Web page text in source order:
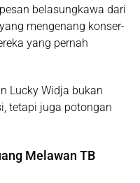
belasungkawa dari
mengenang konser-
yang pernah
Lucky Widja bukan
tetapi juga potongan
Melawan TB